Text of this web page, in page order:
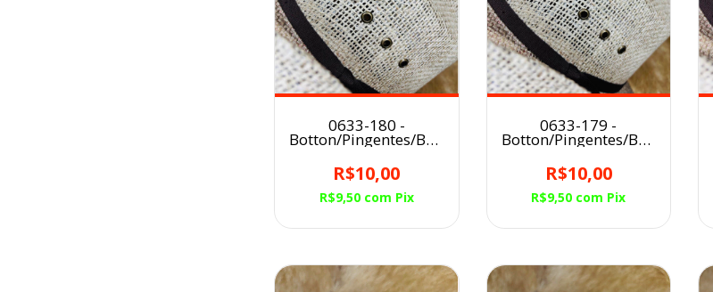
0633-180 -
Botton/Pingentes/Broche
para Chapéu CAVALO
R$10,00
R$9,50 com Pix
0633-179 -
Botton/Pingentes/Broche
para Chapéu
COWGIRL
R$10,00
R$9,50 com Pix